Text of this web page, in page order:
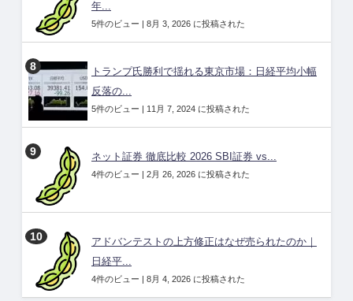
年...
5件のビュー | 8月 3, 2026 に投稿された
トランプ氏勝利で揺れる東京市場：日経平均小幅
反落の...
5件のビュー | 11月 7, 2024 に投稿された
ネット証券 徹底比較 2026 SBI証券 vs...
4件のビュー | 2月 26, 2026 に投稿された
アドバンテストの上方修正はなぜ売られたのか｜
日経平...
4件のビュー | 8月 4, 2026 に投稿された